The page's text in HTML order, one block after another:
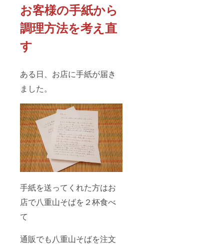
お客様の手紙から
調理方法を考え直
す
ある日、お店に手紙が届き
ました。
手紙を送ってくれた方はお
店で八重山そばを２杯食べ
て
通販でも八重山そばを注文